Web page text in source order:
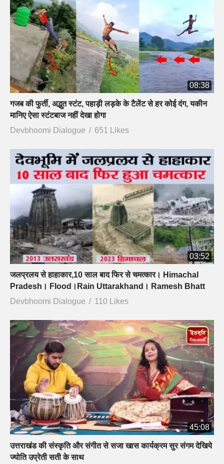
08:38
गजब की फुर्ती, अद्भुत स्टंट, पहाड़ी लड़के के टैलेंट से हर कोई दंग, यकीन
मानिए ऐसा स्टंटबाज नहीं देखा होगा
Devbhoomi Dialogue
651 Likes
03:52
जलप्रलय से हाहाकार,10 साल बाद फिर से चमत्कार। Himachal
Pradesh। Flood।Rain Uttarakhand। Ramesh Bhatt
Devbhoomi Dialogue
110 Likes
45:08
उत्तराखंड की संस्कृति और संगीत से सजा खास कार्यक्रम सुर संगम देखिये
ज्योति उप्रेती सती के साथ